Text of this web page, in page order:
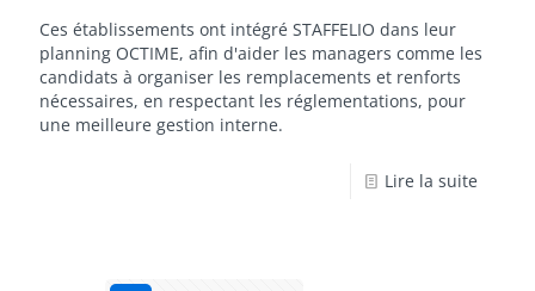
Ces établissements ont intégré STAFFELIO dans leur
planning OCTIME, afin d'aider les managers comme les
candidats à organiser les remplacements et renforts
nécessaires, en respectant les réglementations, pour
une meilleure gestion interne.
Lire la suite